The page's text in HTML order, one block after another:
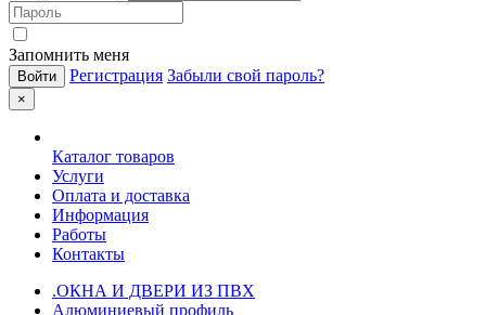
Запомнить меня
Регистрация Забыли свой пароль?
×
Каталог товаров
Услуги
Оплата и доставка
Информация
Работы
Контакты
.ОКНА И ДВЕРИ ИЗ ПВХ
Алюминиевый профиль